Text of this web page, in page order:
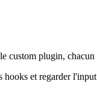
custom plugin, chacun
et regarder